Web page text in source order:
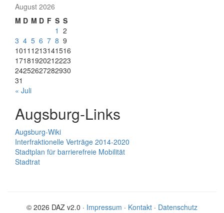
August 2026
M D M D F S S
1 2
3 4 5 6 7 8 9
1011 1213141516
17181920212223
24252627282930
31
« Juli
Augsburg-Links
Augsburg-Wiki
Interfraktionelle Verträge 2014-2020
Stadtplan für barrierefreie Mobilität
Stadtrat
© 2026 DAZ v2.0 · Impressum · Kontakt · Datenschutz